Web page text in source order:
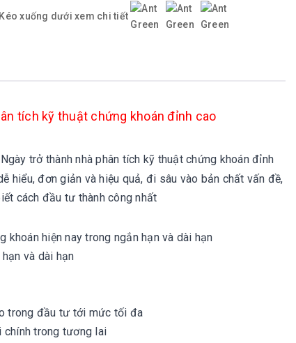
Kéo xuống dưới xem chi tiết
tích kỹ thuật chứng khoán đỉnh cao
trở thành nhà phân tích kỹ thuật chứng khoán đỉnh
hiểu, đơn giản và hiệu quả, đi sâu vào bản chất vấn đề,
cách đầu tư thành công nhất
hiện nay trong ngắn hạn và dài hạn
và dài hạn
trong đầu tư tới mức tối đa
chính trong tương lai